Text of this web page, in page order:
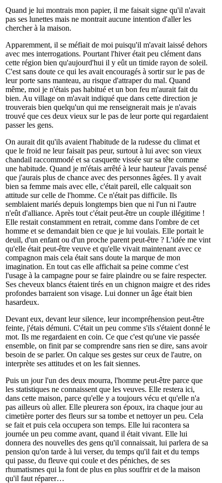
Quand je lui montrais mon papier, il me faisait signe qu'il n'avait
pas ses lunettes mais ne montrait aucune intention d'aller les
chercher à la maison.
Apparemment, il se méfiait de moi puisqu'il m'avait laissé dehors
avec mes interrogations. Pourtant l'hiver était peu clément dans
cette région bien qu'aujourd'hui il y eût un timide rayon de soleil.
C'est sans doute ce qui les avait encouragés à sortir sur le pas de
leur porte sans manteau, au risque d'attraper du mal. Quand
même, moi je n'étais pas habitué et un bon feu m'aurait fait du
bien. Au village on m'avait indiqué que dans cette direction je
trouverais bien quelqu'un qui me renseignerait mais je n'avais
trouvé que ces deux vieux sur le pas de leur porte qui regardaient
passer les gens.
On aurait dit qu'ils avaient l'habitude de la rudesse du climat et
que le froid ne leur faisait pas peur, surtout à lui avec son vieux
chandail raccommodé et sa casquette vissée sur sa tête comme
une habitude. Quand je m'étais arrêté à leur hauteur j'avais pensé
que j'aurais plus de chance avec des personnes âgées. Il y avait
bien sa femme mais avec elle, c'était pareil, elle calquait son
attitude sur celle de l'homme. Ce n'était pas difficile. Ils
semblaient mariés depuis longtemps bien que ni l'un ni l'autre
n'eût d'alliance. Après tout c'était peut-être un couple illégitime !
Elle restait constamment en retrait, comme dans l'ombre de cet
homme et se demandait bien ce que je lui voulais. Elle portait le
deuil, d'un enfant ou d'un proche parent peut-être ? L'idée me vint
qu'elle était peut-être veuve et qu'elle vivait maintenant avec ce
compagnon mais cela était sans doute la marque de mon
imagination. En tout cas elle affichait sa peine comme c'est
l'usage à la campagne pour se faire plaindre ou se faire respecter.
Ses cheveux blancs étaient tirés en un chignon maigre et des rides
profondes barraient son visage. Lui donner un âge était bien
hasardeux.
Devant eux, devant leur silence, leur incompréhension peut-être
feinte, j'étais démuni. C'était un peu comme s'ils s'étaient donné le
mot. Ils me regardaient en coin. Ce que c'est qu'une vie passée
ensemble, on finit par se comprendre sans rien se dire, sans avoir
besoin de se parler. On calque ses gestes sur ceux de l'autre, on
interprète ses attitudes et on les fait siennes.
Puis un jour l'un des deux mourra, l'homme peut-être parce que
les statistiques ne connaissent que les veuves. Elle restera ici,
dans cette maison, parce qu'elle y a toujours vécu et qu'elle n'a
pas ailleurs où aller. Elle pleurera son époux, ira chaque jour au
cimetière porter des fleurs sur sa tombe et nettoyer un peu. Cela
se fait et puis cela occupera son temps. Elle lui racontera sa
journée un peu comme avant, quand il était vivant. Elle lui
donnera des nouvelles des gens qu'il connaissait, lui parlera de sa
pension qu'on tarde à lui verser, du temps qu'il fait et du temps
qui passe, du fleuve qui coule et des péniches, de ses
rhumatismes qui la font de plus en plus souffrir et de la maison
qu'il faut réparer…